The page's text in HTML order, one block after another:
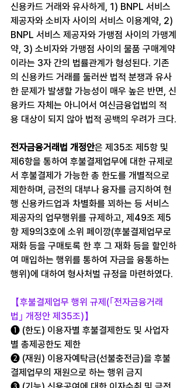
신용카드 거래와 유사하게, 1) BNPL 서비스
제공자와 소비자 사이의 서비스 이용계약, 2)
BNPL 서비스 제공자와 가맹점 사이의 가맹계
약, 3) 소비자와 가맹점 사이의 물품 구매계약
이라는 3자 간의 법률관계가 형성된다. 기존
의 신용카드 거래를 둘러싼 법적 분쟁과 유사
한 문제가 발생할 가능성이 매우 높은 반면, 신
용카드 자체는 아니어서 여신금융업법의 적
용 대상이 되지 않아 법적 공백의 우려가 크다.
전자금융거래법 개정안은 제35조 제5항 및
제6항을 통하여 후불결제업무에 대한 규제로
서 후불결제가 가능한 총 한도를 개별적으로
제한하며, 금전의 대부나 융자를 금지하여 현
행 신용카드업과 차별화를 꾀하는 등 서비스
제공자의 업무행위를 규제하고, 제49조 제5
항 제9의3호에 소위 페이깡(후불결제업무로
재화 등을 구매토록 한 후 그 재화 등을 할인하
여 매입하는 행위를 통하여 자금을 융통하는
행위)에 대하여 형사처벌 규정을 마련하였다.
【후불결제업무 행위 규제(｢전자금융거래
법｣ 개정안 제35조)】
➊ (한도) 이용자별 후불결제한도 및 사업자
별 총제공한도 제한
➋ (재원) 이용자예탁금(선불충전금)을 후불
결제업무의 재원으로 하는 행위 금지